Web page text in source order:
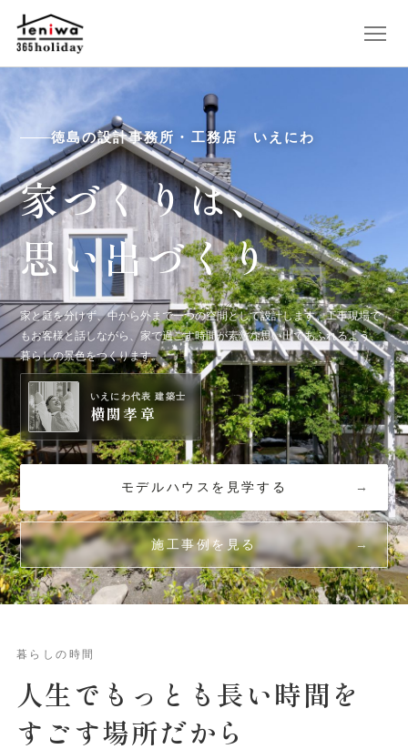
徳島の設計事務所・工務店 いえにわ
家づくりは、
思い出づくり
家と庭を分けず、中から外まで一つの空間として設計します。工事現場で
もお客様と話しながら、家で過ごす時間が素敵な思い出であふれるよう、
暮らしの景色をつくります。
いえにわ代表 建築士
横関孝章
モデルハウスを見学する
施工事例を見る
暮らしの時間
人生でもっとも 長い時間を
すごす場所だから